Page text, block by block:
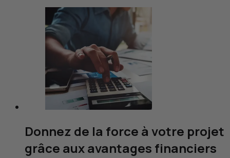
Donnez de la force à votre projet
grâce aux avantages financiers